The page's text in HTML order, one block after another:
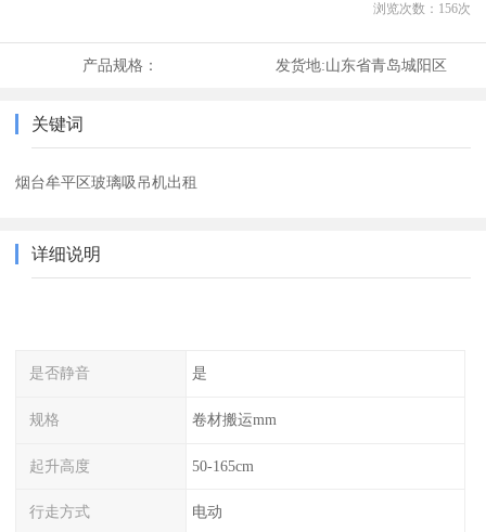
浏览次数： 156次
产品规格： 发货地:山东省青岛城阳区
关键词
烟台牟平区玻璃吸吊机出租
详细说明
是否静音 是
规格 卷材搬运mm
起升高度 50-165cm
行走方式 电动